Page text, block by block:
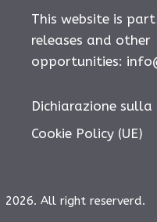
This website is
releases and other
opportunities:
Dichiarazione sulla
Cookie Policy (UE)
2026. All right reserverd.